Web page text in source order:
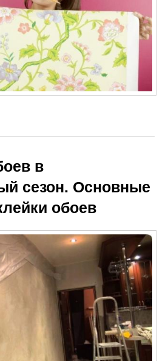
в
сезон. Основные
обоев